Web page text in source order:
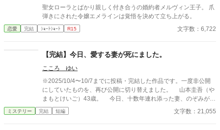
聖女ローラとばかり親しく付き合うの婚約者メルヴィン王子。 爪
弾きにされた令嬢エメラインは覚悟を決めて立ち上がる。
恋愛 完結 ｼｮｰﾄｼｮｰﾄ R15 文字数：6,722
【完結】今日、愛する妻が死にました。
こころ ゆい
※2025/10/4〜10/7までに投稿・完結した作品です。一度非公開
にしていたものを、再び公開に切り替えました。 山本圭吾（や
まもとけいご）43歳。 今日、十数年連れ添った妻、のぞみが末
期がんのため、この世を去った。 圭吾は、愛する妻の死を受け
入れられず、ただただ悲しみに暮れていた。 そんな中、葬式の
ミステリー 完結 短編 文字数：21,055